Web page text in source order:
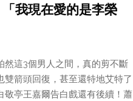
我現在愛的是李榮
然這3個男人之間，真的剪不斷
箭頭回復，甚至還特地艾特了
敬亭王嘉爾告白戲還有後續！蕭